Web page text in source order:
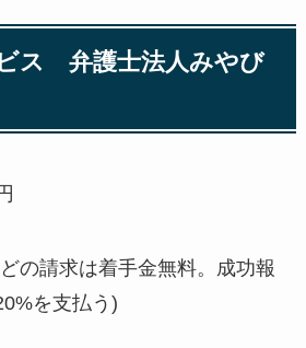
ス 弁護士法人みやび
の請求は着手金無料。成功報
を支払う)